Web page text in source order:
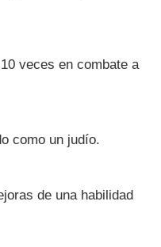
veces en combate a
como un judío.
de una habilidad